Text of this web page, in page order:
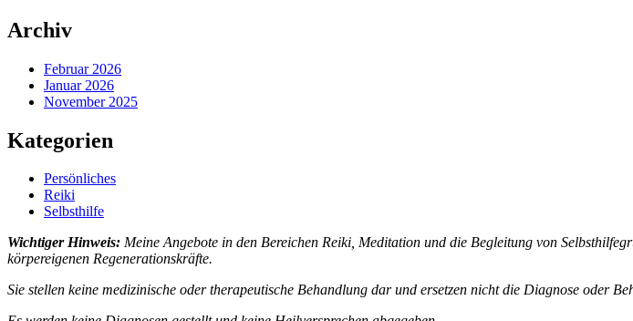
Archiv
Februar 2026
Januar 2026
November 2025
Kategorien
Persönliches
Reiki
Selbsthilfe
Wichtiger Hinweis: Meine Angebote in den Bereichen Reiki, Meditation und die Begleitung von
körpereigenen Regenerationskräfte.
Sie stellen keine medizinische oder therapeutische Behandlung dar und ersetzen nicht die Diagnose oder